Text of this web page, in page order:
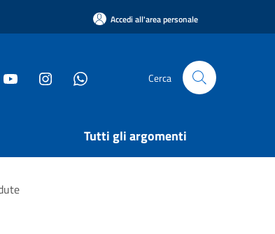
Accedi all'area personale
Cerca
Tutti gli argomenti